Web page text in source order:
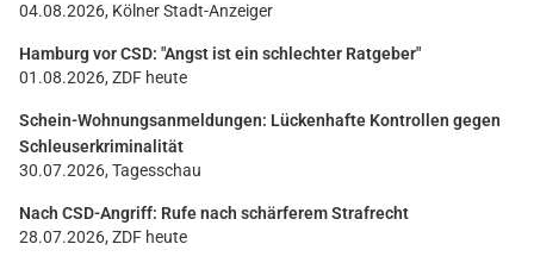
04.08.2026, Kölner Stadt-Anzeiger
Hamburg vor CSD: "Angst ist ein schlechter Ratgeber"
01.08.2026, ZDF heute
Schein-Wohnungsanmeldungen: Lückenhafte Kontrollen gegen
Schleuserkriminalität
30.07.2026, Tagesschau
Nach CSD-Angriff: Rufe nach schärferem Strafrecht
28.07.2026, ZDF heute